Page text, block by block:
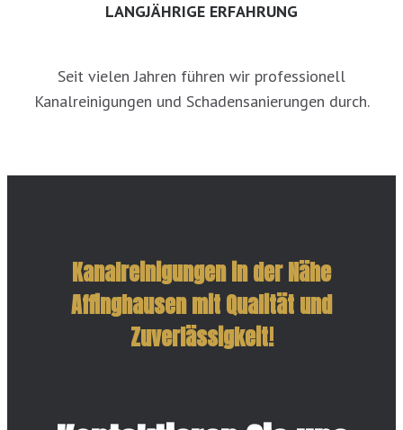
LANGJÄHRIGE ERFAHRUNG
Seit vielen Jahren führen wir professionell
Kanalreinigungen und Schadensanierungen durch.
Kanalreinigungen in der Nähe
Affinghausen mit Qualität und
Zuverlässigkeit!